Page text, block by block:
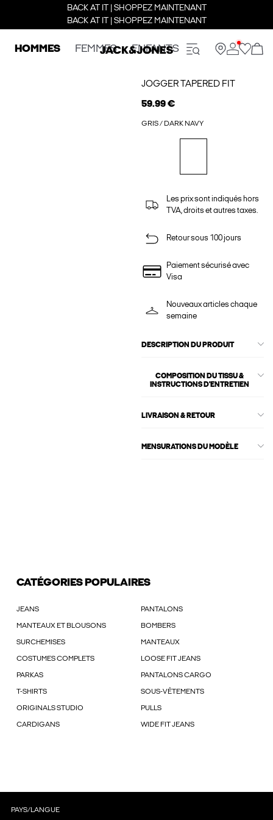
BACK AT IT | SHOPPEZ MAINTENANT
BACK AT IT | SHOPPEZ MAINTENANT
HOMMES FEMMES ENFANTS
JOGGER TAPERED FIT
59.99 €
GRIS / DARK NAVY
Les prix sont indiqués hors
TVA, droits et autres taxes.
Retour sous 100 jours
Paiement sécurisé avec
Visa
Nouveaux articles chaque
semaine
DESCRIPTION DU PRODUIT
COMPOSITION DU TISSU &
INSTRUCTIONS D'ENTRETIEN
LIVRAISON & RETOUR
MENSURATIONS DU MODÈLE
CATÉGORIES POPULAIRES
JEANS PANTALONS
MANTEAUX ET BLOUSONS BOMBERS
SURCHEMISES MANTEAUX
COSTUMES COMPLETS LOOSE FIT JEANS
PARKAS PANTALONS CARGO
T-SHIRTS SOUS-VÊTEMENTS
ORIGINALS STUDIO PULLS
CARDIGANS WIDE FIT JEANS
PAYS/LANGUE